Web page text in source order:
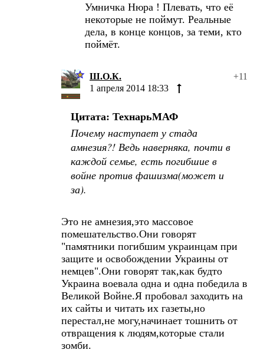
Умничка Нюра ! Плевать, что её
некоторые не поймут. Реальные
дела, в конце концов, за теми, кто
поймёт.
Ш.О.К.
+11
1 апреля 2014 18:33
Цитата: ТехнарьМАФ
Почему наступает у стада
амнезия?! Ведь наверняка, почти в
каждой семье, есть погибшие в
войне против фашизма(может и
за).
Это не амнезия,это массовое
помешательство.Они говорят
"памятники погибшим украинцам при
защите и освобождении Украины от
немцев".Они говорят так,как будто
Украина воевала одна и одна победила в
Великой Войне.Я пробовал заходить на
их сайты и читать их газеты,но
перестал,не могу,начинает тошнить от
отвращения к людям,которые стали
зомби.